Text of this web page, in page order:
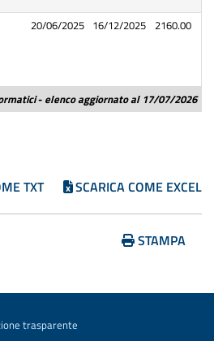
- elenco aggiornato al 17/07/2026
20/06/2025 16/12/2025 2160.00
TXT SCARICA COME EXCEL
STAMPA
trasparente